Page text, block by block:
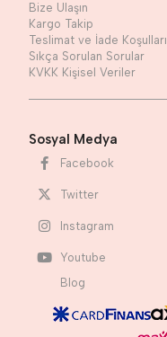
Bize Ulaşın
Kargo Takip
Teslimat ve İade Koşulları
Sıkça Sorulan Sorular
KVKK Kişisel Veriler
Sosyal Medya
Facebook
Twitter
Instagram
Youtube
Blog